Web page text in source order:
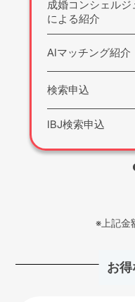
成婚コンシェルジ
による紹介
AIマッチング紹介
検索申込
IBJ検索申込
※上記金
お